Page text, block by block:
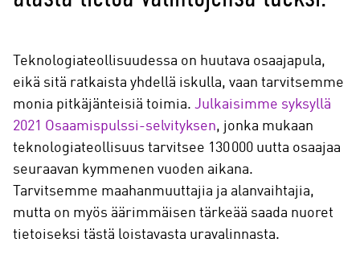
Teknologiateollisuudessa on huutava osaajapula,
eikä sitä ratkaista yhdellä iskulla, vaan tarvitsemme
monia pitkäjänteisiä toimia. Julkaisimme syksyllä
2021 Osaamispulssi-selvityksen, jonka mukaan
teknologiateollisuus tarvitsee 130 000 uutta osaajaa
seuraavan kymmenen vuoden aikana.
Tarvitsemme maahanmuuttajia ja alanvaihtajia,
mutta on myös äärimmäisen tärkeää saada nuoret
tietoiseksi tästä loistavasta uravalinnasta.